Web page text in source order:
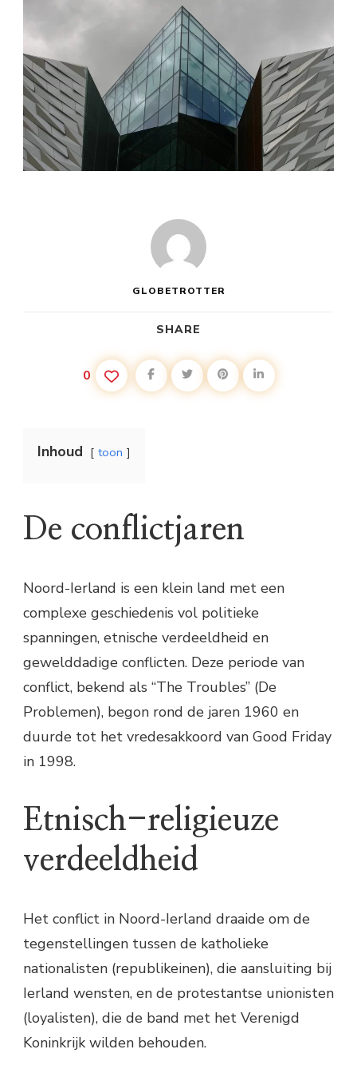
GLOBETROTTER
SHARE
0
Inhoud toon
De conflictjaren
Noord-Ierland is een klein land met een
complexe geschiedenis vol politieke
spanningen, etnische verdeeldheid en
gewelddadige conflicten. Deze periode van
conflict, bekend als “The Troubles” (De
Problemen), begon rond de jaren 1960 en
duurde tot het vredesakkoord van Good Friday
in 1998.
Etnisch-religieuze
verdeeldheid
Het conflict in Noord-Ierland draaide om de
tegenstellingen tussen de katholieke
nationalisten (republikeinen), die aansluiting bij
Ierland wensten, en de protestantse unionisten
(loyalisten), die de band met het Verenigd
Koninkrijk wilden behouden.